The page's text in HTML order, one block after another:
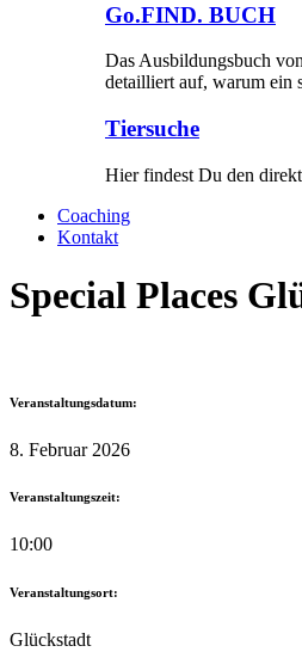
Go.FIND. BUCH
Das Ausbildungsbuch
detailliert auf, warum ein
Tiersuche
Hier findest Du den
Coaching
Kontakt
Special Places
Veranstaltungsdatum:
8. Februar 2026
Veranstaltungszeit:
10:00
Veranstaltungsort:
Glückstadt